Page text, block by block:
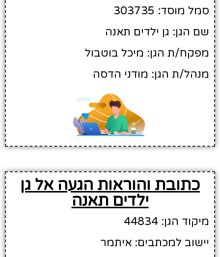
סמל מוסד: 303735
שם הגן: גן ילדים תאנה
מפקח/ת הגן: מיכל בוטבול
מנהל/ת הגן: מודני הדסה
כתובת והוראות הגעה אל גן
ילדים תאנה
מיקוד הגן: 44834
יישוב למכתבים: איתמר